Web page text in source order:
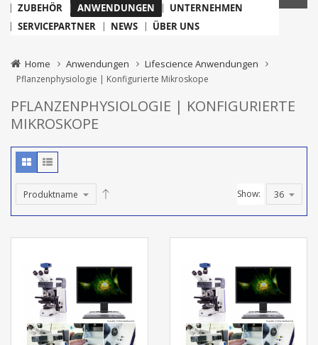
ZUBEHÖR
ANWENDUNGEN
UNTERNEHMEN
SERVICEPARTNER
NEWS ÜBER UNS
Home Anwendungen Lifescience Anwendungen
Pflanzenphysiologie | Konfigurierte Mikroskope
PFLANZENPHYSIOLOGIE | KONFIGURIERTE
MIKROSKOPE
Show: